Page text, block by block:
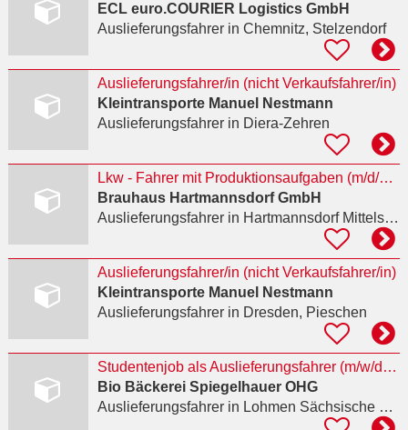
ECL euro.COURIER Logistics GmbH
Auslieferungsfahrerin Chemnitz, Stelzendorf
Auslieferungsfahrer/in (nicht Verkaufsfahrer/in)
Kleintransporte Manuel Nestmann
Auslieferungsfahrerin Diera-Zehren
Lkw - Fahrer mit Produktionsaufgaben (m/d/w) - Arbeiten, wo Tradition auf Leidenschaft trifft
Brauhaus Hartmannsdorf GmbH
Auslieferungsfahrerin Hartmannsdorf Mittelsachsen
Auslieferungsfahrer/in (nicht Verkaufsfahrer/in)
Kleintransporte Manuel Nestmann
Auslieferungsfahrerin Dresden, Pieschen
Studentenjob als Auslieferungsfahrer (m/w/d) in Dresden – Frühtour vor der Uni, ca. 16–18
Bio Bäckerei Spiegelhauer OHG
Auslieferungsfahrerin Lohmen Sächsische Schweiz-Osterzgebirge